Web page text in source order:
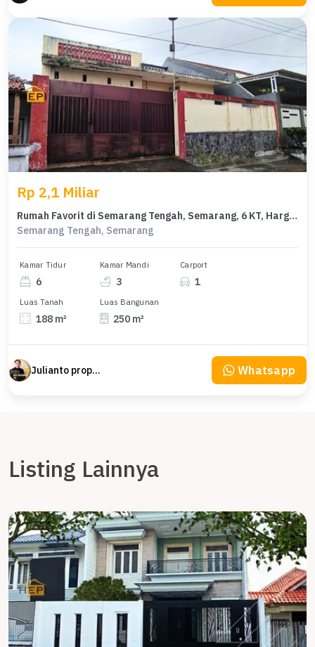
Rp 2,1 Miliar
Rumah Favorit di Semarang Tengah, Semarang, 6 KT, Harga 2,1 Miliar
Semarang Tengah, Semarang
Kamar Tidur
6
Kamar Mandi
3
Carport
1
Luas Tanah
188 m²
Luas Bangunan
250 m²
Julianto property Julianto Whatsapp
Listing Lainnya